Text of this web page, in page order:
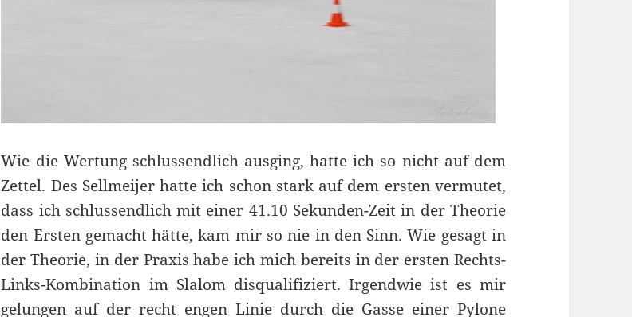
Wie die Wertung schlussendlich ausging, hatte ich so nicht auf dem
Zettel. Des Sellmeijer hatte ich schon stark auf dem ersten vermutet,
dass ich schlussendlich mit einer 41.10 Sekunden-Zeit in der Theorie
den Ersten gemacht hätte, kam mir so nie in den Sinn. Wie gesagt in
der Theorie, in der Praxis habe ich mich bereits in der ersten Rechts-
Links-Kombination im Slalom disqualifiziert. Irgendwie ist es mir
gelungen auf der recht engen Linie durch die Gasse einer Pylone